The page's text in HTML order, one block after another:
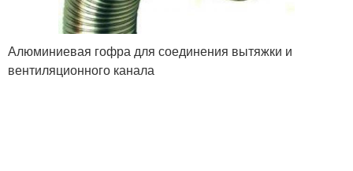
Вентиляция через стену
Алюминиевая гофра для соединения вытяжки и
вентиляционного канала